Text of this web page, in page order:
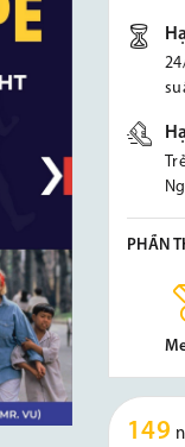
PHẦN
149